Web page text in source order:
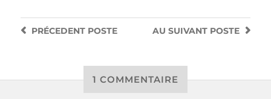
AU SUIVANT POSTE
PRÉCEDENTPOSTE
1 COMMENTAIRE